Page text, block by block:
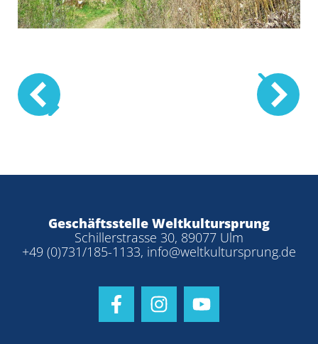
Prev
Geschäftsstelle Weltkultursprung
Schillerstrasse 30, 89077 Ulm
+49 (0)731/185-1133, info@weltkultursprung.de